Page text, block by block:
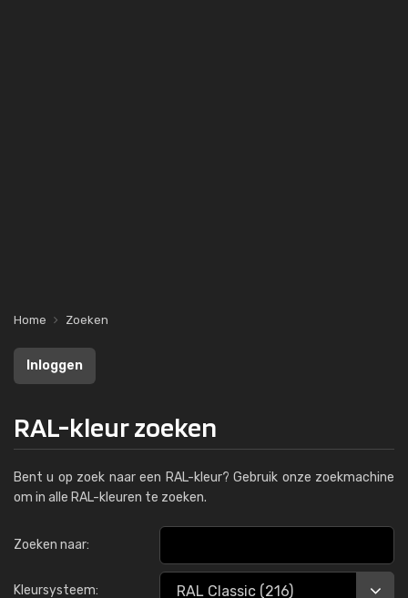
Home Zoeken
Inloggen
RAL-kleur zoeken
Bent u op zoek naar een RAL-kleur? Gebruik onze zoekmachine
om in alle RAL-kleuren te zoeken.
Zoeken naar:
Kleursysteem: